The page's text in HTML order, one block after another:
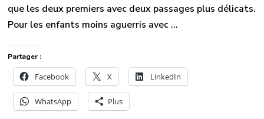
que les deux premiers avec deux passages plus délicats.
Pour les enfants moins aguerris avec …
Partager :
Facebook X LinkedIn
WhatsApp Plus